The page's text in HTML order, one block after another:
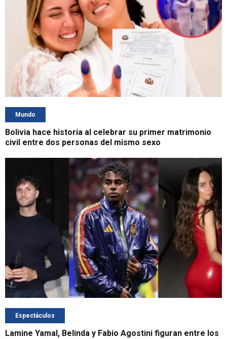
Mundo
Bolivia hace historia al celebrar su primer matrimonio
civil entre dos personas del mismo sexo
Espectáculos
Lamine Yamal, Belinda y Fabio Agostini figuran entre los